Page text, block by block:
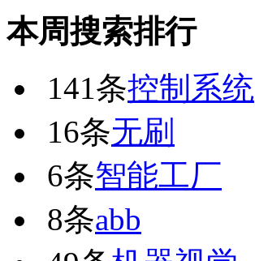
本周搜索排行
141条控制系统
16条无刷
6条智能工厂
8条abb